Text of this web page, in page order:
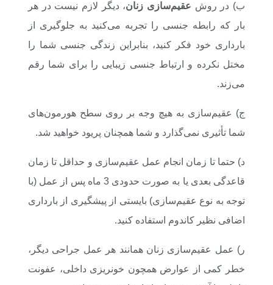
ب) در روش عقیم‌سازی زنان، دیگر لازم نیست در هر
بار که رابطه جنسی را تجربه می‌کنید به جلوگیری از
بارداری خود فکر کنید، بنابراین زندگی جنسی شما را
مختل نکرده و ارتباط جنسی زیبایی را برای شما رقم
می‌زند.
ج) عقیم‌سازی به هیچ وجه بر روی سطح هورمون‌های
شما تأثیری نمی‌گذارد و شما همچنان پریود خواهید شد.
د) حتما تا زمان انجام عمل عقیم‌سازی و حداقل تا زمان
قاعدگی بعدی یا به صورت حدودی 3 ماه پس از عمل (با
توجه به نوع عقیم‌سازی) بایستی از پیشگیری از بارداری
اضافی نظیر کاندوم استفاده کنید.
ر) عمل عقیم‌سازی زنان همانند هر عمل جراحی دیگر،
خطر کمی از عوارض همچون خونریزی داخلی، عفونت